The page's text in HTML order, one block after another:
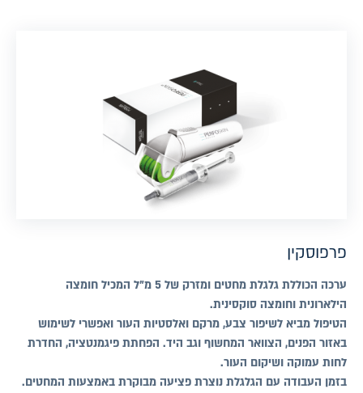
פרפוסקין
ערכה הכוללת גלגלת מחטים ומזרק של 5 מ"ל המכיל חומצה
הילארונית וחומצה סוקסינית.
הטיפול מביא לשיפור צבע, מרקם ואלסטיות העור ואפשרי לשימוש
באזור הפנים, הצוואר המחשוף וגב היד. הפחתת פיגמנטציה, החדרת
לחות עמוקה ושיקום העור.
בזמן העבודה עם הגלגלת נוצרת פציעה מבוקרת באמצעות המחטים.